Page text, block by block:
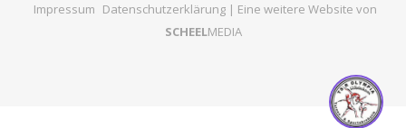
Impressum Datenschutzerklärung | Eine weitere Website von
SCHEELMEDIA